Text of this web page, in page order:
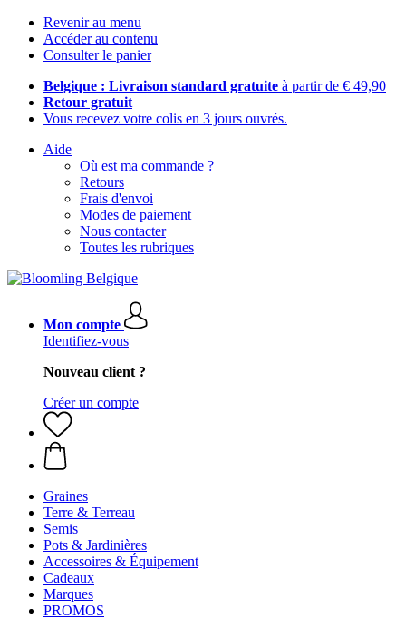
Revenir au menu
Accéder au contenu
Consulter le panier
Belgique : Livraison standard gratuite à partir de € 49,90
Retour gratuit
Vous recevez votre colis en 3 jours ouvrés.
Aide
Où est ma commande ?
Retours
Frais d'envoi
Modes de paiement
Nous contacter
Toutes les rubriques
Mon compte
Identifiez-vous
Nouveau client ?
Créer un compte
Graines
Terre & Terreau
Semis
Pots & Jardinières
Accessoires & Équipement
Cadeaux
Marques
PROMOS